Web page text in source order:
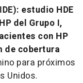
estudio HDE
del Grupo I,
con HP
de cobertura
para próximos
Unidos.